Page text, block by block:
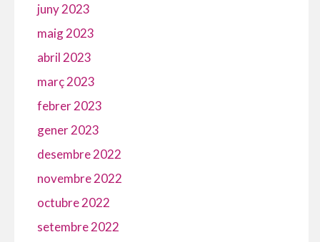
juny 2023
maig 2023
abril 2023
març 2023
febrer 2023
gener 2023
desembre 2022
novembre 2022
octubre 2022
setembre 2022